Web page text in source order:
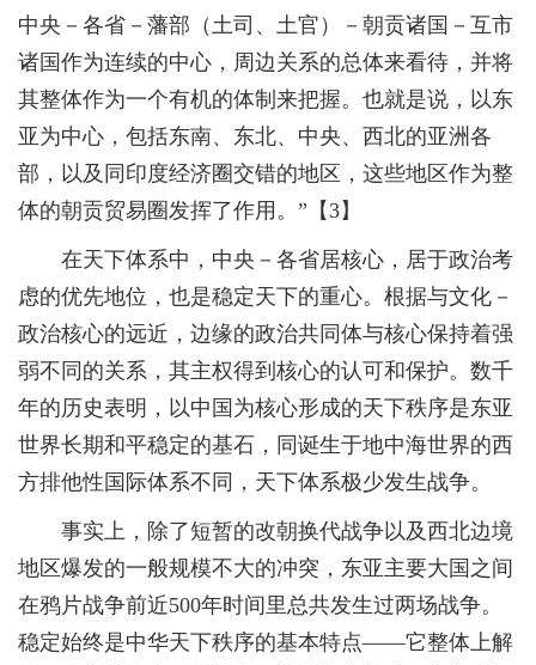
中央－各省－藩部（土司、土官）－朝贡诸国－互市
诸国作为连续的中心，周边关系的总体来看待，并将
其整体作为一个有机的体制来把握。也就是说，以东
亚为中心，包括东南、东北、中央、西北的亚洲各
部，以及同印度经济圈交错的地区，这些地区作为整
体的朝贡贸易圈发挥了作用。”【3】
在天下体系中，中央－各省居核心，居于政治考
虑的优先地位，也是稳定天下的重心。根据与文化－
政治核心的远近，边缘的政治共同体与核心保持着强
弱不同的关系，其主权得到核心的认可和保护。数千
年的历史表明，以中国为核心形成的天下秩序是东亚
世界长期和平稳定的基石，同诞生于地中海世界的西
方排他性国际体系不同，天下体系极少发生战争。
事实上，除了短暂的改朝换代战争以及西北边境
地区爆发的一般规模不大的冲突，东亚主要大国之间
在鸦片战争前近500年时间里总共发生过两场战争。
稳定始终是中华天下秩序的基本特点——它整体上解